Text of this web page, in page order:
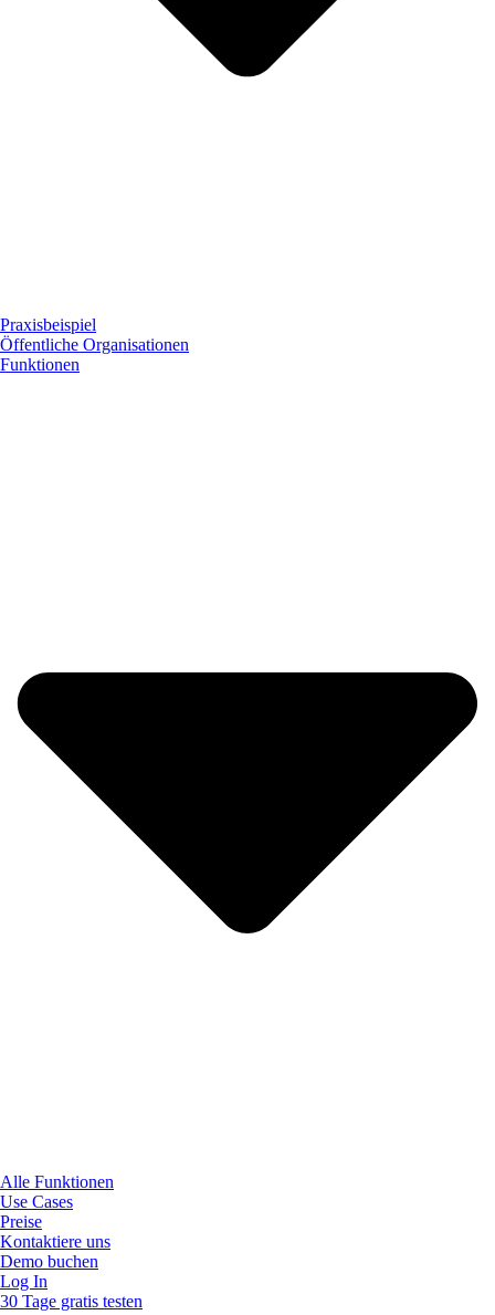
Praxisbeispiel
Öffentliche Organisationen
Funktionen
Alle Funktionen
Use Cases
Preise
Kontaktiere uns
Demo buchen
Log In
30 Tage gratis testen